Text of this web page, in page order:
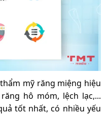
mỹ răng miệng hiệu
hô móm, lệch lạc,...
tốt nhất, có nhiều yếu